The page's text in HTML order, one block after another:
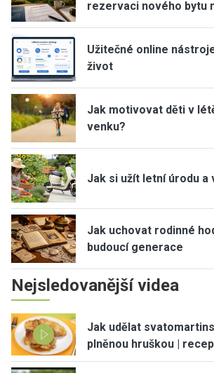
rezervaci nového bytu
Užitečné online
život
Jak motivovat děti v
venku?
Jak si užít letní úrodu
Jak uchovat rodinné
budoucí generace
Nejsledovanější videa
Jak udělat
plněnou hruškou |